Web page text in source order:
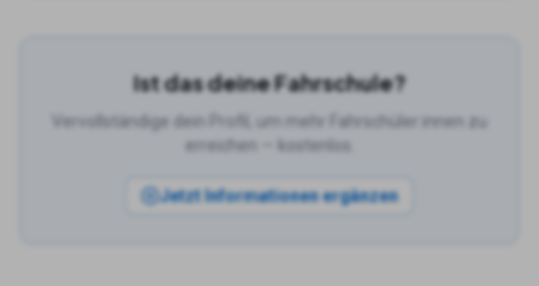
Ist das deine Fahrschule?
Vervollständige dein Profil, um mehr Fahrschüler:innen zu
erreichen — kostenlos.
Jetzt Informationen ergänzen